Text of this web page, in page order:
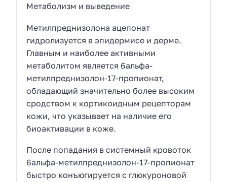
Метаболизм и выведение
Метилпреднизолона ацепонат
гидролизуется в эпидермисе и дерме.
Главным и наиболее активными
метаболитом является 6альфа-
метилпреднизолон-17-пропионат,
обладающий значительно более высоким
сродством к кортикоидным рецепторам
кожи, что указывает на наличие его
биоактивации в коже.
После попадания в системный кровоток
6альфа-метилпреднизолон-17-пропионат
быстро конъюгируется с глюкуроновой